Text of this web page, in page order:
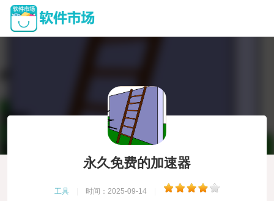
永久免费的加速器
工具 时间：2025-09-14